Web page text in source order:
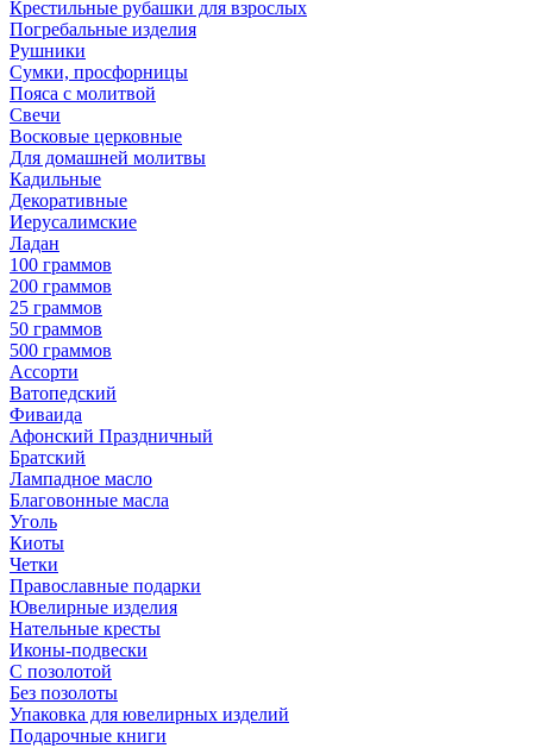
Крестильные рубашки для взрослых
Погребальные изделия
Рушники
Сумки, просфорницы
Пояса с молитвой
Свечи
Восковые церковные
Для домашней молитвы
Кадильные
Декоративные
Иерусалимские
Ладан
100 граммов
200 граммов
25 граммов
50 граммов
500 граммов
Ассорти
Ватопедский
Фиваида
Афонский Праздничный
Братский
Лампадное масло
Благовонные масла
Уголь
Киоты
Четки
Православные подарки
Ювелирные изделия
Нательные кресты
Иконы-подвески
С позолотой
Без позолоты
Упаковка для ювелирных изделий
Подарочные книги